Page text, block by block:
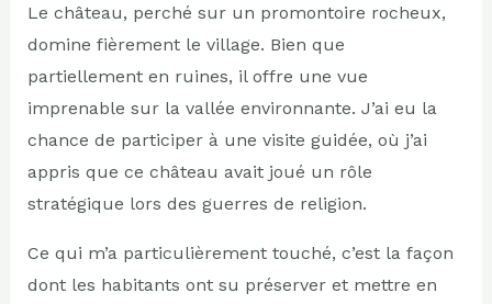
Le château, perché sur un promontoire rocheux,
domine fièrement le village. Bien que
partiellement en ruines, il offre une vue
imprenable sur la vallée environnante. J’ai eu la
chance de participer à une visite guidée, où j’ai
appris que ce château avait joué un rôle
stratégique lors des guerres de religion.
Ce qui m’a particulièrement touché, c’est la façon
dont les habitants ont su préserver et mettre en